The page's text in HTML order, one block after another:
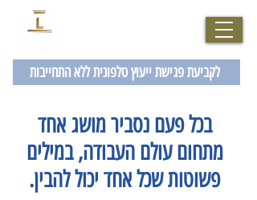
לקביעת פגישת ייעוץ טלפונית ללא התחייבות
בכל פעם נסביר מושג אחד
מתחום עולם העבודה, במילים
פשוטות שכל אחד יכול להבין.